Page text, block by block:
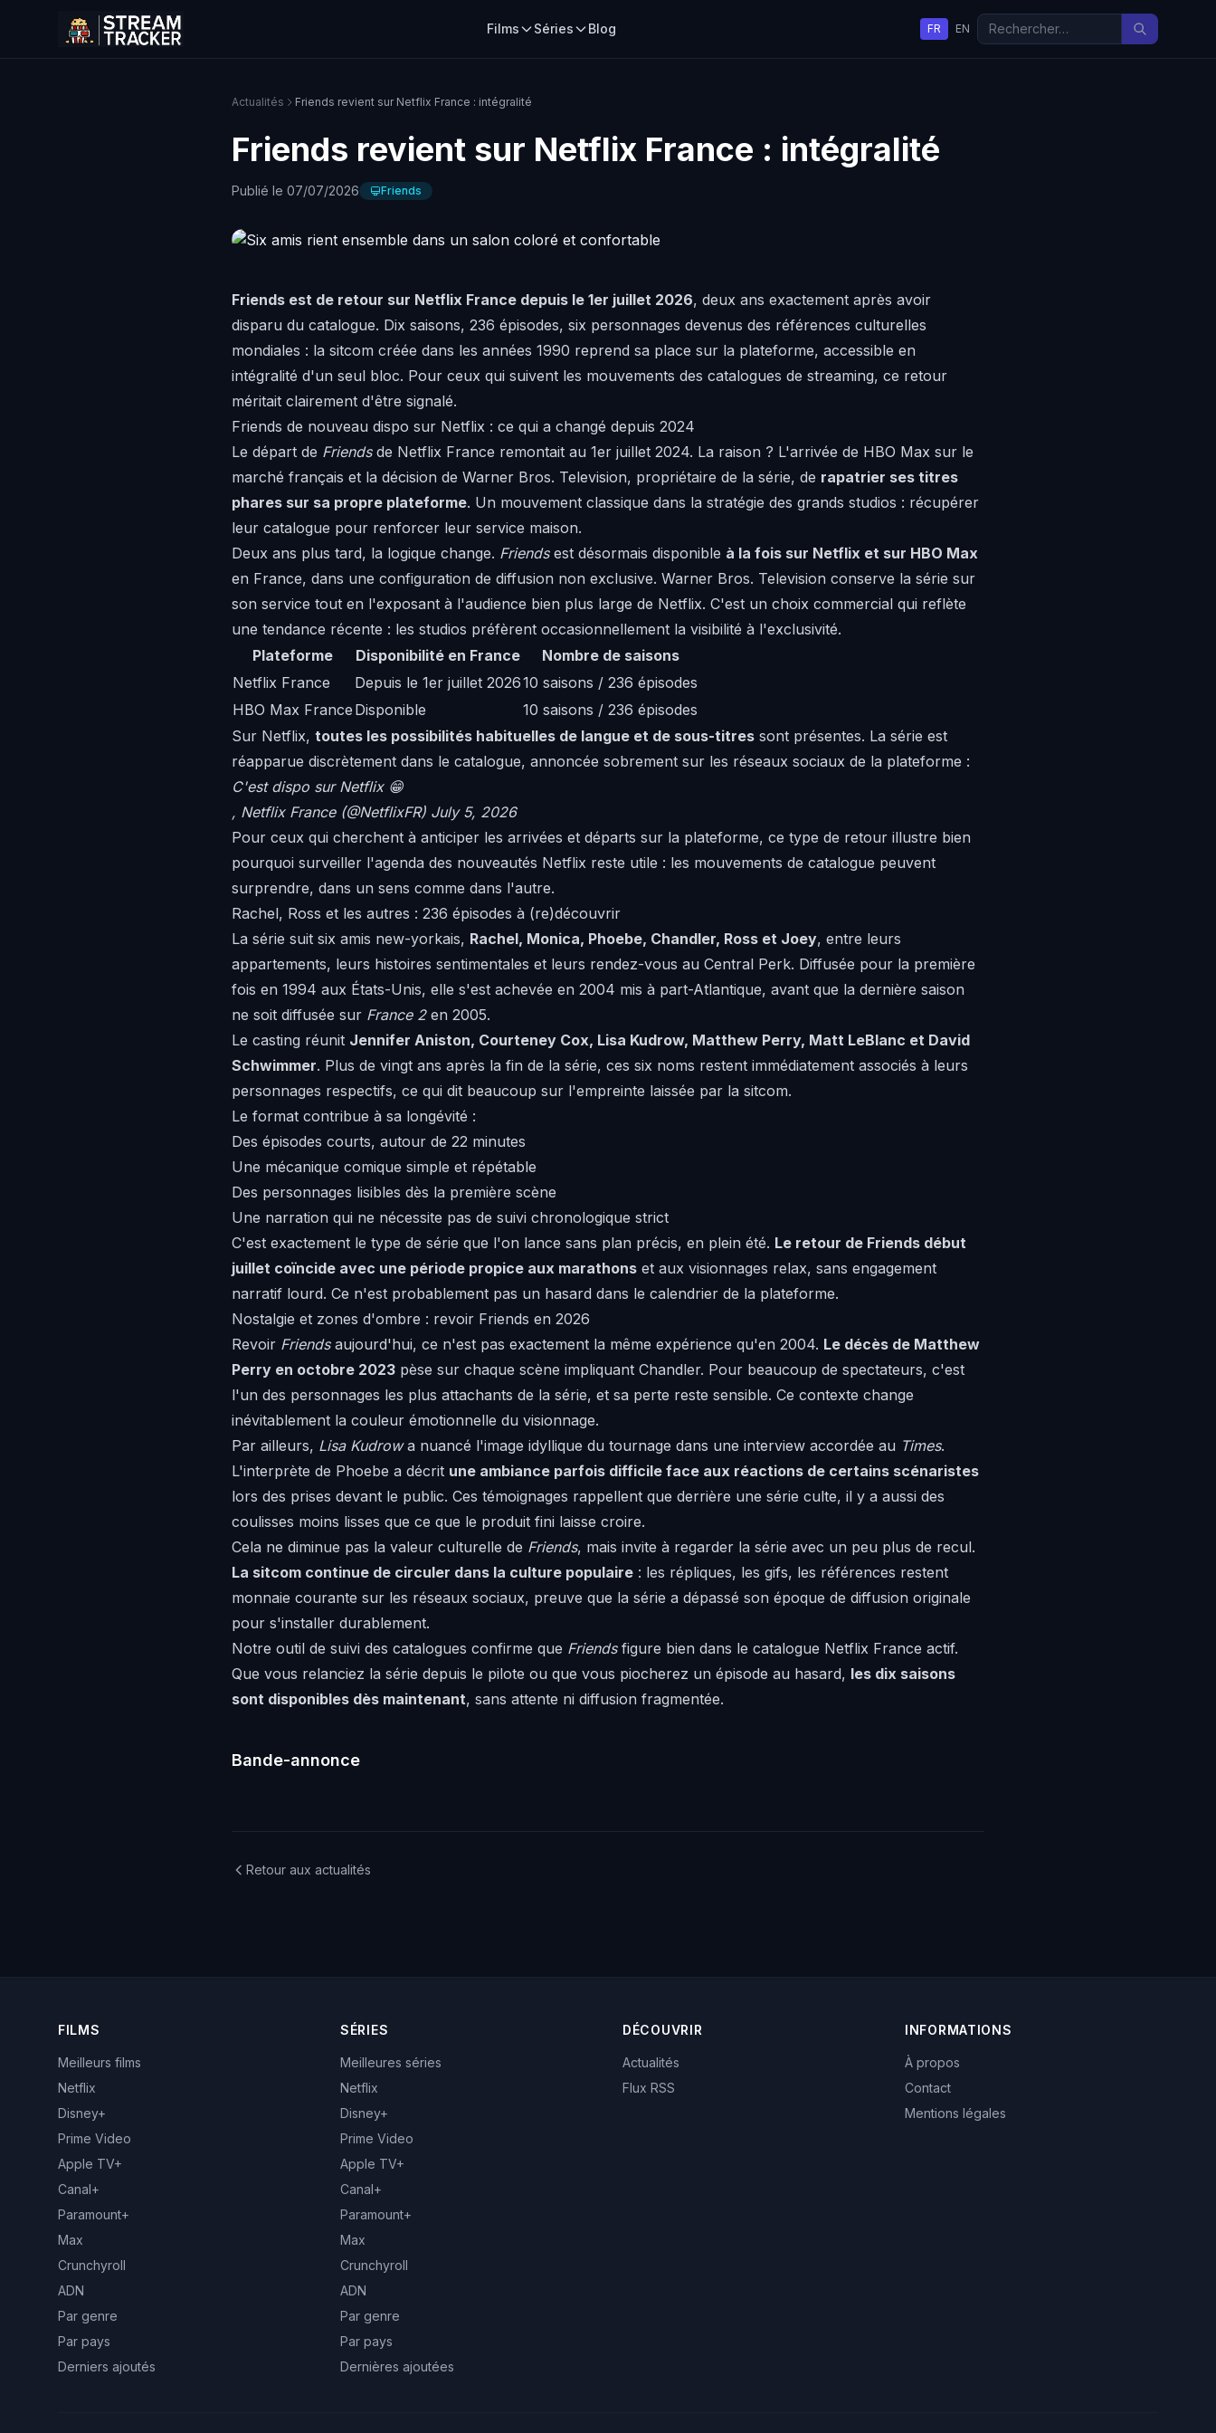
Films Séries Blog FR EN
Actualités Friends revient sur Netflix France : intégralité
Friends revient sur Netflix France : intégralité
Publié le 07/07/2026 Friends
Friends est de retour sur Netflix France depuis le 1er juillet 2026, deux ans exactement après avoir
disparu du catalogue. Dix saisons, 236 épisodes, six personnages devenus des références culturelles
mondiales : la sitcom créée dans les années 1990 reprend sa place sur la plateforme, accessible en
intégralité d'un seul bloc. Pour ceux qui suivent les mouvements des catalogues de streaming, ce retour
méritait clairement d'être signalé.
Friends de nouveau dispo sur Netflix : ce qui a changé depuis 2024
Le départ de Friendsde Netflix France remontait au 1er juillet 2024. La raison ? L'arrivée de HBO Max sur le
marché français et la décision de Warner Bros. Television, propriétaire de la série, de rapatrier ses titres
phares sur sa propre plateforme. Un mouvement classique dans la stratégie des grands studios : récupérer
leur catalogue pour renforcer leur service maison.
Deux ans plus tard, la logique change. Friendsest désormais disponible à la fois sur Netflix et sur HBO Max
en France, dans une configuration de diffusion non exclusive. Warner Bros. Television conserve la série sur
son service tout en l'exposant à l'audience bien plus large de Netflix. C'est un choix commercial qui reflète
une tendance récente : les studios préfèrent occasionnellement la visibilité à l'exclusivité.
Plateforme
Disponibilité en France
Nombre de saisons
Netflix France
Depuis le 1er juillet 202610 saisons / 236 épisodes
HBO Max France Disponible
10 saisons / 236 épisodes
Sur Netflix, toutes les possibilités habituelles de langue et de sous-titres sont présentes. La série est
réapparue discrètement dans le catalogue, annoncée sobrement sur les réseaux sociaux de la plateforme :
C'est dispo sur Netflix 😁
, Netflix France (@NetflixFR) July 5, 2026
Pour ceux qui cherchent à anticiper les arrivées et départs sur la plateforme, ce type de retour illustre bien
pourquoi surveiller l'agenda des nouveautés Netflix reste utile : les mouvements de catalogue peuvent
surprendre, dans un sens comme dans l'autre.
Rachel, Ross et les autres : 236 épisodes à (re)découvrir
La série suit six amis new-yorkais, Rachel, Monica, Phoebe, Chandler, Ross et Joey, entre leurs
appartements, leurs histoires sentimentales et leurs rendez-vous au Central Perk. Diffusée pour la première
fois en 1994 aux États-Unis, elle s'est achevée en 2004 mis à part-Atlantique, avant que la dernière saison
ne soit diffusée sur France 2en 2005.
Le casting réunit Jennifer Aniston, Courteney Cox, Lisa Kudrow, Matthew Perry, Matt LeBlanc et David
Schwimmer. Plus de vingt ans après la fin de la série, ces six noms restent immédiatement associés à leurs
personnages respectifs, ce qui dit beaucoup sur l'empreinte laissée par la sitcom.
Le format contribue à sa longévité :
Des épisodes courts, autour de 22 minutes
Une mécanique comique simple et répétable
Des personnages lisibles dès la première scène
Une narration qui ne nécessite pas de suivi chronologique strict
C'est exactement le type de série que l'on lance sans plan précis, en plein été. Le retour de Friends début
juillet coïncide avec une période propice aux marathons et aux visionnages relax, sans engagement
narratif lourd. Ce n'est probablement pas un hasard dans le calendrier de la plateforme.
Nostalgie et zones d'ombre : revoir Friends en 2026
Revoir Friendsaujourd'hui, ce n'est pas exactement la même expérience qu'en 2004. Le décès de Matthew
Perry en octobre 2023 pèse sur chaque scène impliquant Chandler. Pour beaucoup de spectateurs, c'est
l'un des personnages les plus attachants de la série, et sa perte reste sensible. Ce contexte change
inévitablement la couleur émotionnelle du visionnage.
Par ailleurs, Lisa Kudrowa nuancé l'image idyllique du tournage dans une interview accordée au Times.
L'interprète de Phoebe a décrit une ambiance parfois difficile face aux réactions de certains scénaristes
lors des prises devant le public. Ces témoignages rappellent que derrière une série culte, il y a aussi des
coulisses moins lisses que ce que le produit fini laisse croire.
Cela ne diminue pas la valeur culturelle de Friends, mais invite à regarder la série avec un peu plus de recul.
La sitcom continue de circuler dans la culture populaire : les répliques, les gifs, les références restent
monnaie courante sur les réseaux sociaux, preuve que la série a dépassé son époque de diffusion originale
pour s'installer durablement.
Notre outil de suivi des catalogues confirme que Friendsfigure bien dans le catalogue Netflix France actif.
Que vous relanciez la série depuis le pilote ou que vous piocherez un épisode au hasard, les dix saisons
sont disponibles dès maintenant, sans attente ni diffusion fragmentée.
Bande-annonce
Retour aux actualités
FILMS
Meilleurs films
Netflix
Disney+
Prime Video
Apple TV+
Canal+
Paramount+
Max
Crunchyroll
ADN
Par genre
Par pays
Derniers ajoutés
SÉRIES
Meilleures séries
Netflix
Disney+
Prime Video
Apple TV+
Canal+
Paramount+
Max
Crunchyroll
ADN
Par genre
Par pays
Dernières ajoutées
DÉCOUVRIR
Actualités
Flux RSS
INFORMATIONS
À propos
Contact
Mentions légales